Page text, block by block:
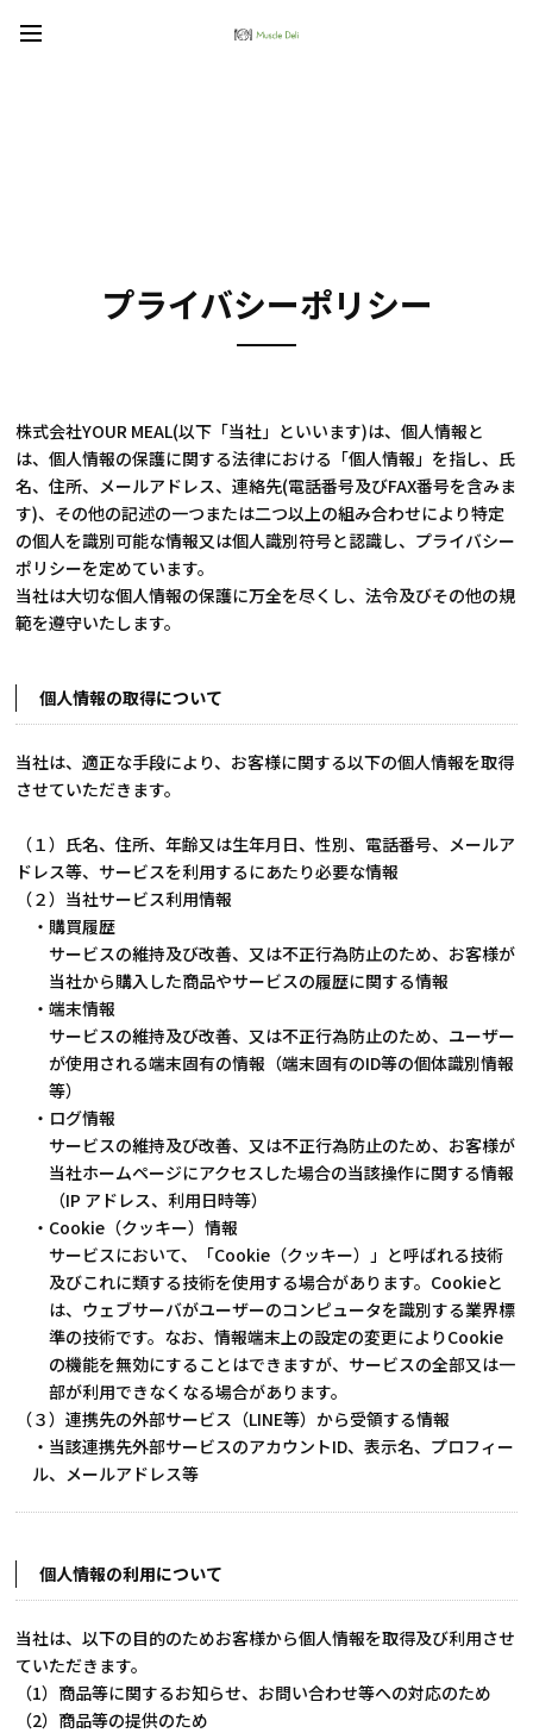
プライバシーポリシー
株式会社YOUR MEAL(以下「当社」といいます)は、個人情報と
は、個人情報の保護に関する法律における「個人情報」を指し、氏
名、住所、メールアドレス、連絡先(電話番号及びFAX番号を含みま
す)、その他の記述の一つまたは二つ以上の組み合わせにより特定
の個人を識別可能な情報又は個人識別符号と認識し、プライバシー
ポリシーを定めています。
当社は大切な個人情報の保護に万全を尽くし、法令及びその他の規
範を遵守いたします。
個人情報の取得について
当社は、適正な手段により、お客様に関する以下の個人情報を取得
させていただきます。
（１）氏名、住所、年齢又は生年月日、性別、電話番号、メールア
ドレス等、サービスを利用するにあたり必要な情報
（２）当社サービス利用情報
・購買履歴
サービスの維持及び改善、又は不正行為防止のため、お客様が
当社から購入した商品やサービスの履歴に関する情報
・端末情報
サービスの維持及び改善、又は不正行為防止のため、ユーザー
が使用される端末固有の情報（端末固有のID等の個体識別情報
等）
・ログ情報
サービスの維持及び改善、又は不正行為防止のため、お客様が
当社ホームページにアクセスした場合の当該操作に関する情報
（IP アドレス、利用日時等）
・Cookie（クッキー）情報
サービスにおいて、「Cookie（クッキー）」と呼ばれる技術
及びこれに類する技術を使用する場合があります。Cookieと
は、ウェブサーバがユーザーのコンピュータを識別する業界標
準の技術です。なお、情報端末上の設定の変更によりCookie
の機能を無効にすることはできますが、サービスの全部又は一
部が利用できなくなる場合があります。
（３）連携先の外部サービス（LINE等）から受領する情報
・当該連携先外部サービスのアカウントID、表示名、プロフィー
ル、メールアドレス等
個人情報の利用について
当社は、以下の目的のためお客様から個人情報を取得及び利用させ
ていただきます。
（1）商品等に関するお知らせ、お問い合わせ等への対応のため
（2）商品等の提供のため